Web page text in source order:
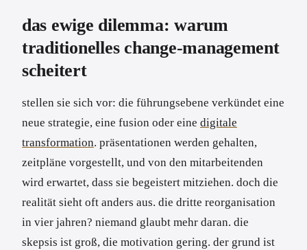
das ewige dilemma: warum
traditionelles change-management
scheitert
stellen sie sich vor: die führungsebene verkündet eine
neue strategie, eine fusion oder eine digitale
transformation. präsentationen werden gehalten,
zeitpläne vorgestellt, und von den mitarbeitenden
wird erwartet, dass sie begeistert mitziehen. doch die
realität sieht oft anders aus. die dritte reorganisation
in vier jahren? niemand glaubt mehr daran. die
skepsis ist groß, die motivation gering. der grund ist